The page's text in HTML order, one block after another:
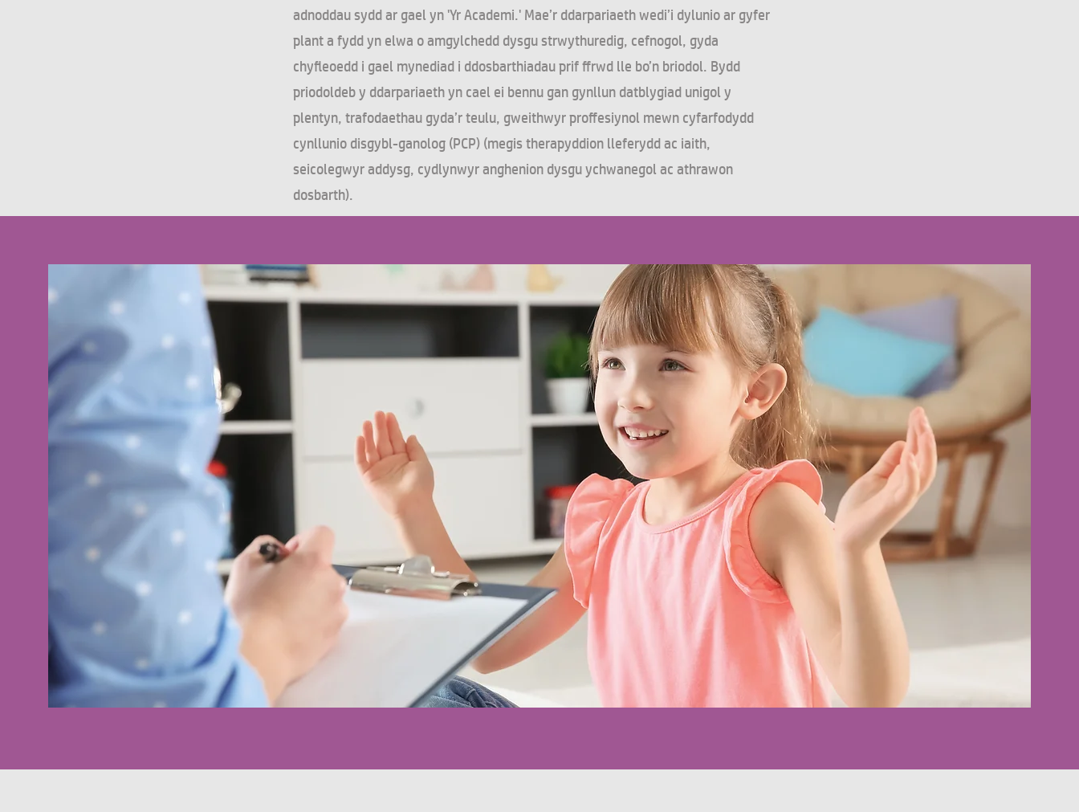
adnoddau sydd ar gael yn 'Yr Academi.' Mae’r ddarpariaeth wedi’i dylunio ar gyfer
plant a fydd yn elwa o amgylchedd dysgu strwythuredig, cefnogol, gyda
chyfleoedd i gael mynediad i ddosbarthiadau prif ffrwd lle bo’n briodol. Bydd
priodoldeb y ddarpariaeth yn cael ei bennu gan gynllun datblygiad unigol y
plentyn, trafodaethau gyda’r teulu, gweithwyr proffesiynol mewn cyfarfodydd
cynllunio disgybl-ganolog (PCP) (megis therapyddion lleferydd ac iaith,
seicolegwyr addysg, cydlynwyr anghenion dysgu ychwanegol ac athrawon
dosbarth).